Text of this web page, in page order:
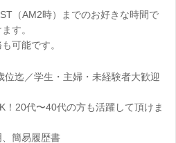
（AM2時）までのお好きな時間で
す。
可能です。
位迄／学生・主婦・未経験者大歓迎
！20代〜40代の方も活躍して頂けま
簡易履歴書